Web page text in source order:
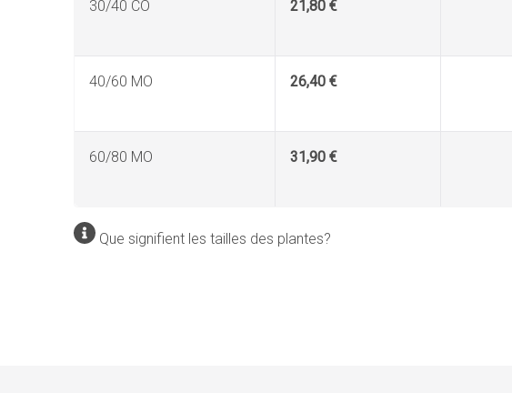
30/40 CO 21,80 €
40/60 MO 26,40 €
60/80 MO 31,90 €
Que signifient les tailles des plantes?